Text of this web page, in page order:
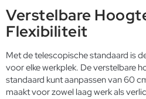
Verstelbare
Flexibiliteit
Met de telescopische standaard is
voor elke werkplek. De verstelbare
standaard kunt aanpassen van 60
maakt voor zowel laag werk als